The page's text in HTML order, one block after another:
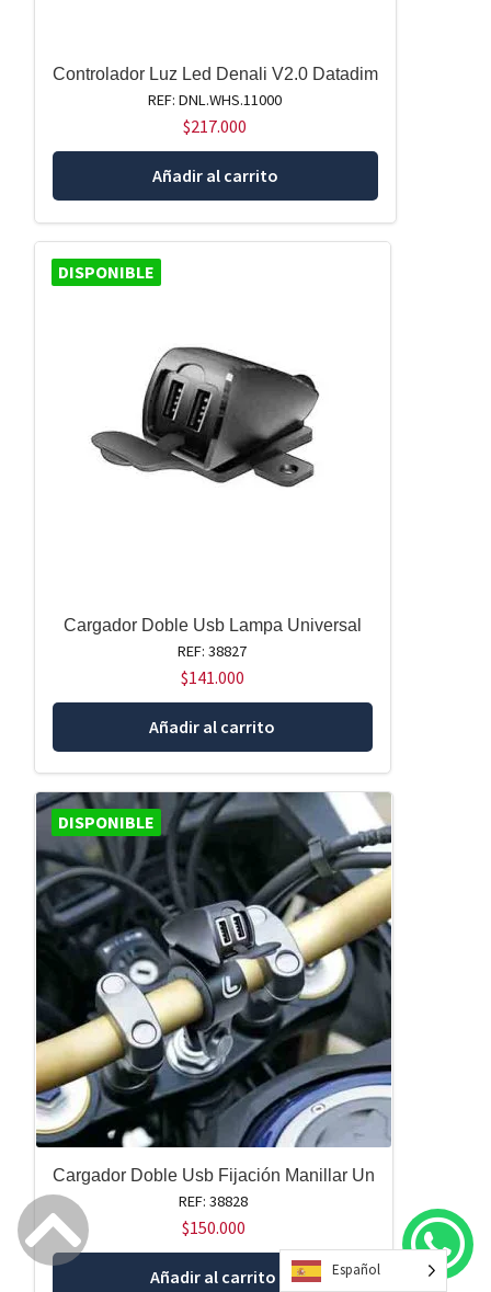
Controlador Luz Led Denali V2.0 Datadim
REF: DNL.WHS.11000
$217.000
Añadir al carrito
DISPONIBLE
Cargador Doble Usb Lampa Universal
REF: 38827
$141.000
Añadir al carrito
DISPONIBLE
Cargador Doble Usb Fijación Manillar Un
REF: 38828
$150.000
Añadir al carrito Español